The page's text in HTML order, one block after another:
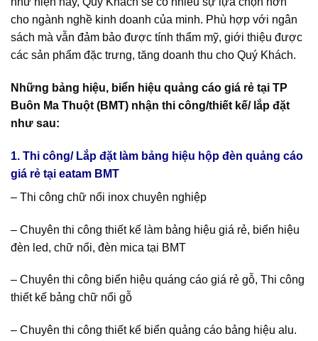
cho ngành nghề kinh doanh của minh. Phù hợp với ngân
sách mà vẫn đảm bảo được tính thẩm mỹ, giới thiệu được
các sản phẩm đặc trưng, tăng doanh thu cho Quý Khách.
Những bảng hiệu, biển hiệu quảng cáo giá rẻ tại TP
Buôn Ma Thuột (BMT) nhận thi công/thiết kế/ lắp đặt
như sau:
1. Thi công/ Lắp đặt làm bảng hiệu hộp đèn quảng cáo
giá rẻ tại eatam BMT
– Thi công chữ nổi inox chuyên nghiệp
– Chuyên thi công thiết kế làm bảng hiệu giá rẻ, biển hiệu
đèn led, chữ nổi, đèn mica tại BMT
– Chuyên thi công biển hiệu quáng cáo giá rẻ gỗ, Thi công
thiết kế bảng chữ nổi gỗ
– Chuyên thi công thiết kế biển quảng cáo bảng hiệu alu.